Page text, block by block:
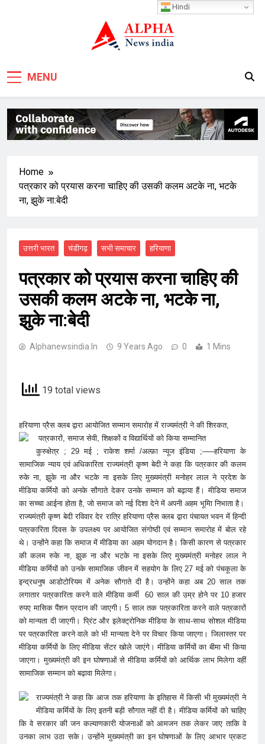
MENU
Home
पत्रकार को प्रयास करना चाहिए की उसकी कलम अटके ना, भटके
ना, झुके ना:बेदी
उत्तरी भारत चंडीगढ़ सभी समाचार हरियाणा
पत्रकार को प्रयास करना चाहिए की
उसकी कलम अटके ना, भटके ना,
झुके ना:बेदी
Alphanewsindia.in 9 Years Ago 0 1 Mins
19 total views
हरियाणा प्रैस क्लब द्वारा आयोजित सम्मान समारोह में राज्यमंत्री ने की शिरकत,
पत्रकारों, समाज सेवी, शिक्षकों व विद्यार्थियों को किया सम्मानित
कुरुक्षेत्र ; 29 मई ; राकेश शर्मा /अल्फ़ा न्यूज इंडिया ;—–हरियाणा के
सामाजिक न्याय एवं अधिकारिता राज्यमंत्री कृष्ण बेदी ने कहा कि पत्रकार की कलम
रुके ना, झुके ना और भटके ना इसके लिए मुख्यमंत्री मनोहर लाल ने प्रदेश के
मीडिया कर्मियों को अनके सौगाते देकर उनके सम्मान को बढ़ाया हैं। मीडिया समाज
का सच्चा आईना होता है, जो समाज को नई दिशा देने में अपनी अहम भूमिा निभाता है।
राज्यमंत्री कृष्ण बेदी रविवार देर रात्रि हरियाणा प्रैस क्लब द्वारा पंचायत भवन में हिन्दी
पत्रकारिता दिवस के उपलक्ष्य पर आयोजित संगोष्ठी एवं सम्मान समारोह में बोल रहे
थे। उन्होंने कहा कि समाज में मीडिया का अहम योगदान है। किसी कारण से पत्रकार
की कलम रुके ना, झुक ना और भटके ना इसके लिए मुख्यमंत्री मनोहर लाल ने
मीडिया कर्मियों को उनके सामाजिक जीवन में सहयोग के लिए 27 मई को पंचकूला के
इन्द्रधनुष आडोटोरियम में अनेक सौगाते दी है। उन्होंने कहा अब 20 साल तक
लगातार पत्रकारिता करने वाले मीडिया कर्मी 60 साल की उम्र होने पर 10 हजार
रुपए मासिक पैंशन प्रदान की जाएगी। 5 साल तक पत्रकारिता करने वाले पत्रकारों
को मान्यता दी जाएगी। प्रिंट और इलेक्ट्रोनिक मीडिया के साथ-साथ सोशल मीडिया
पर पत्रकारिता करने वाले को भी मान्यता देने पर विचार किया जाएगा। जिलास्तर पर
मीडिया कर्मियों के लिए मीडिया सेंटर खोले जाएंगे। मीडिया कर्मियों का बीमा भी किया
जाएगा। मुख्यमंत्री की इन घोषणाओं से मीडिया कर्मियों को आर्थिक लाभ मिलेगा वहीं
सामाजिक सम्मान को बढ़ावा मिलेगा।
राज्यमंत्री ने कहा कि आज तक हरियाणा के इतिहास में किसी भी मुख्यमंत्री ने
मीडिया कर्मियों के लिए इतनी बड़ी सौगात नहीं दी है। मीडिया कर्मियों को चाहिए
कि वे सरकार की जन कल्याणकारी योजनाओं को आमजन तक लेकर जाए ताकि वे
उनका लाभ उठा सके। उन्होंने मुख्यमंत्री का इन घोषणाओं के लिए आभार प्रकट
Hindi